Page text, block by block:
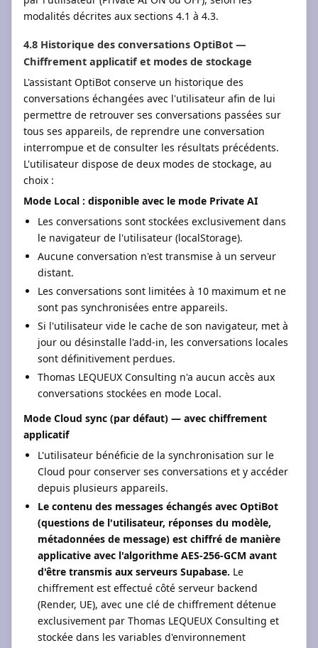
modalités décrites aux sections 4.1 à 4.3.
4.8 Historique des conversations OptiBot —
Chiffrement applicatif et modes de stockage
L'assistant OptiBot conserve un historique des
conversations échangées avec l'utilisateur afin de lui
permettre de retrouver ses conversations passées sur
tous ses appareils, de reprendre une conversation
interrompue et de consulter les résultats précédents.
L'utilisateur dispose de deux modes de stockage, au
choix :
Mode Local : disponible avec le mode Private AI
Les conversations sont stockées exclusivement dans
le navigateur de l'utilisateur (localStorage).
Aucune conversation n'est transmise à un serveur
distant.
Les conversations sont limitées à 10 maximum et ne
sont pas synchronisées entre appareils.
Si l'utilisateur vide le cache de son navigateur, met à
jour ou désinstalle l'add-in, les conversations locales
sont définitivement perdues.
Thomas LEQUEUX Consulting n'a aucun accès aux
conversations stockées en mode Local.
Mode Cloud sync (par défaut) — avec chiffrement
applicatif
L'utilisateur bénéficie de la synchronisation sur le
Cloud pour conserver ses conversations et y accéder
depuis plusieurs appareils.
Le contenu des messages échangés avec OptiBot
(questions de l'utilisateur, réponses du modèle,
métadonnées de message) est chiffré de manière
applicative avec l'algorithme AES-256-GCM avant
d'être transmis aux serveurs Supabase. Le
chiffrement est effectué côté serveur backend
(Render, UE), avec une clé de chiffrement détenue
exclusivement par Thomas LEQUEUX Consulting et
stockée dans les variables d'environnement